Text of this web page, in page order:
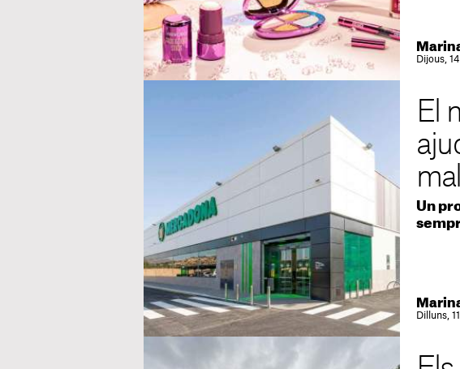
Dijous,
El
Un
Dilluns,